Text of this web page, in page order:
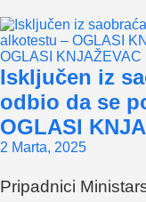
OGLASI KNJAŽEVAC
Isključen iz
odbio da se
OGLASI
2 Marta, 2025
Pripadnici